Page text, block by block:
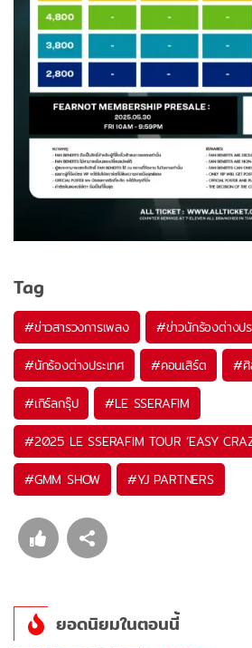
Tag
#ข่าวสารวงการเพลง #ข่าวนักร้องต่างป
#นักร้องต่างประเทศ #คอนเสิร์ต #
#เกิร์ลกรุ๊ป #LE SSERAFIM
#2025 LE SSERAFIM TOUR ‘EASY
#GMM SHOW #YJ PARTNERS
ยอดนิยมในตอนนี้